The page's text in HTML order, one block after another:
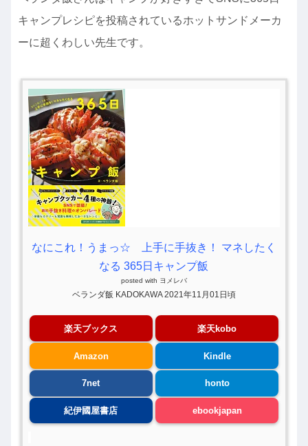
キャンプレシピを投稿されているホットサンドメーカ
ーに超くわしい先生です。
なにこれ！うまっ☆ 上手に手抜き！ マネしたく
なる 365日キャンプ飯
posted with ヨメレバ
ベランダ飯 KADOKAWA 2021年11月01日頃
楽天ブックス 楽天kobo
Amazon Kindle
7net honto
紀伊國屋書店 ebookjapan